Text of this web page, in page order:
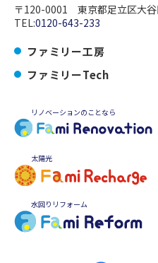
〒120-0001 東京都足立区大
TEL:0120-643-233
ファミリー工房
ファミリーTech
リノベーションのことなら
太陽光
水回りリフォーム